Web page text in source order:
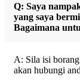
Q: Saya
yang saya
Bagaimana
A: Sila isi borang
akan hubungi